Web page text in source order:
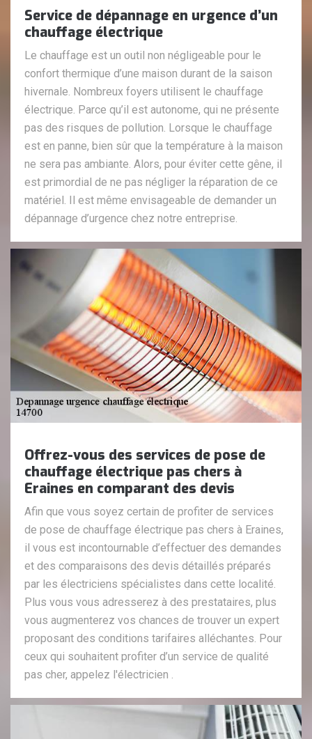
Service de dépannage en urgence d’un
chauffage électrique
Le chauffage est un outil non négligeable pour le
confort thermique d’une maison durant de la saison
hivernale. Nombreux foyers utilisent le chauffage
électrique. Parce qu’il est autonome, qui ne présente
pas des risques de pollution. Lorsque le chauffage
est en panne, bien sûr que la température à la maison
ne sera pas ambiante. Alors, pour éviter cette gêne, il
est primordial de ne pas négliger la réparation de ce
matériel. Il est même envisageable de demander un
dépannage d’urgence chez notre entreprise.
Offrez-vous des services de pose de
chauffage électrique pas chers à
Eraines en comparant des devis
Afin que vous soyez certain de profiter de services
de pose de chauffage électrique pas chers à Eraines,
il vous est incontournable d’effectuer des demandes
et des comparaisons des devis détaillés préparés
par les électriciens spécialistes dans cette localité.
Plus vous vous adresserez à des prestataires, plus
vous augmenterez vos chances de trouver un expert
proposant des conditions tarifaires alléchantes. Pour
ceux qui souhaitent profiter d’un service de qualité
pas cher, appelez l'électricien .